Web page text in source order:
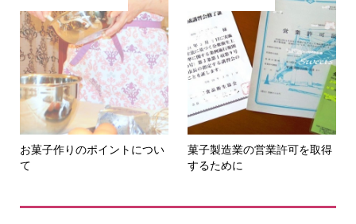
お菓子作りのポイントについ
て
菓子製造業の営業許可を取得
するために